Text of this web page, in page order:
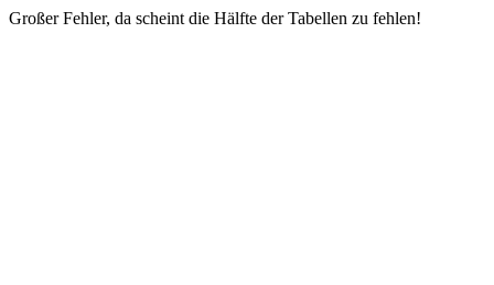
Großer Fehler, da scheint die Hälfte der Tabellen zu fehlen!